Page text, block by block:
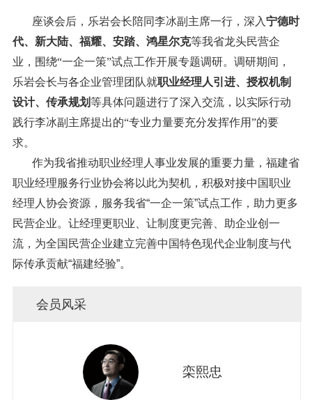
座谈会后，乐岩会长陪同李冰副主席一行，深入宁德时
代、新大陆、福耀、安踏、鸿星尔克等我省龙头民营企
业，围绕“一企一策”试点工作开展专题调研。调研期间，
乐岩会长与各企业管理团队就职业经理人引进、授权机制
设计、传承规划等具体问题进行了深入交流，以实际行动
践行李冰副主席提出的“专业力量要充分发挥作用”的要
求。
作为我省推动职业经理人事业发展的重要力量，福建省
职业经理服务行业协会将以此为契机，积极对接中国职业
经理人协会资源，服务我省“一企一策”试点工作，助力更多
民营企业。让经理更职业、让制度更完善、助企业创一
流，为全国民营企业建立完善中国特色现代企业制度与代
际传承贡献“福建经验”。
会员风采
栾熙忠